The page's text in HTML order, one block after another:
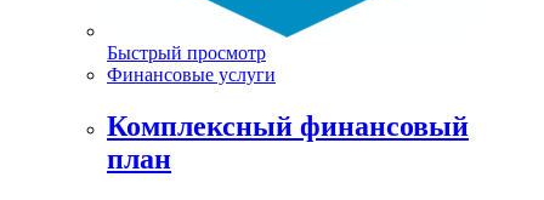
Быстрый просмотр
Финансовые услуги
Комплексный финансовый
план